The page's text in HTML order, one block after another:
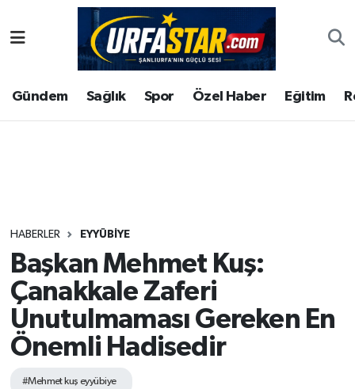
Gündem Sağlık Spor Özel Haber Eğitim
HABERLER EYYÜBİYE
Başkan Mehmet Kuş:
Çanakkale Zaferi
Unutulmaması Gereken En
Önemli Hadisedir
#Mehmet kuş eyyübiye
ASAYİS
ÇEVRE
Gündem
Kültür
Magazin
Şanlıurfa Nöbetçi Eczaneler
Şanlıurfa Hava Durumu
Tüm Manşetler
Son Dakika Haberleri
Haber Arşivi